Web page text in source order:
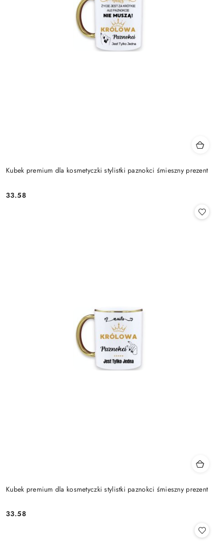
Kubek premium dla kosmetyczki stylistki paznokci śmieszny prezent
Cena:
33.58
Kubek premium dla kosmetyczki stylistki paznokci śmieszny prezent
Cena:
33.58